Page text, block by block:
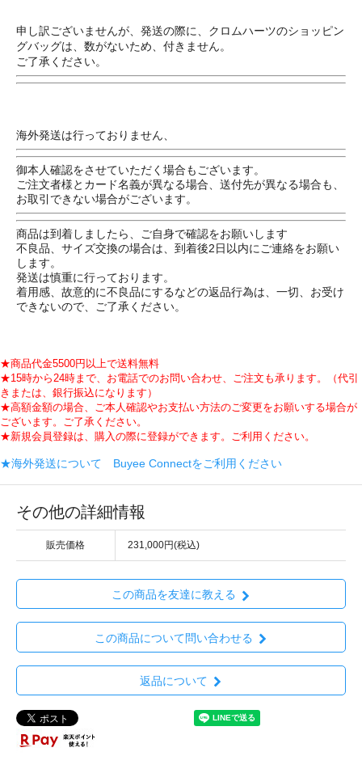
申し訳ございませんが、発送の際に、クロムハーツのショッピン
グバッグは、数がないため、付きません。
ご了承ください。
海外発送は行っておりません、
御本人確認をさせていただく場合もございます。
ご注文者様とカード名義が異なる場合、送付先が異なる場合も、
お取引できない場合がございます。
商品は到着しましたら、ご自身で確認をお願いします
不良品、サイズ交換の場合は、到着後2日以内にご連絡をお願い
します。
発送は慎重に行っております。
着用感、故意的に不良品にするなどの返品行為は、一切、お受け
できないので、ご了承ください。
★商品代金5500円以上で送料無料
★15時から24時まで、お電話でのお問い合わせ、ご注文も承ります。（代引
きまたは、銀行振込になります）
★高額金額の場合、ご本人確認やお支払い方法のご変更をお願いする場合が
ございます。ご了承ください。
★新規会員登録は、購入の際に登録ができます。ご利用ください。
★海外発送について Buyee Connectをご利用ください
その他の詳細情報
販売価格 231,000円(税込)
この商品を友達に教える
この商品について問い合わせる
返品について